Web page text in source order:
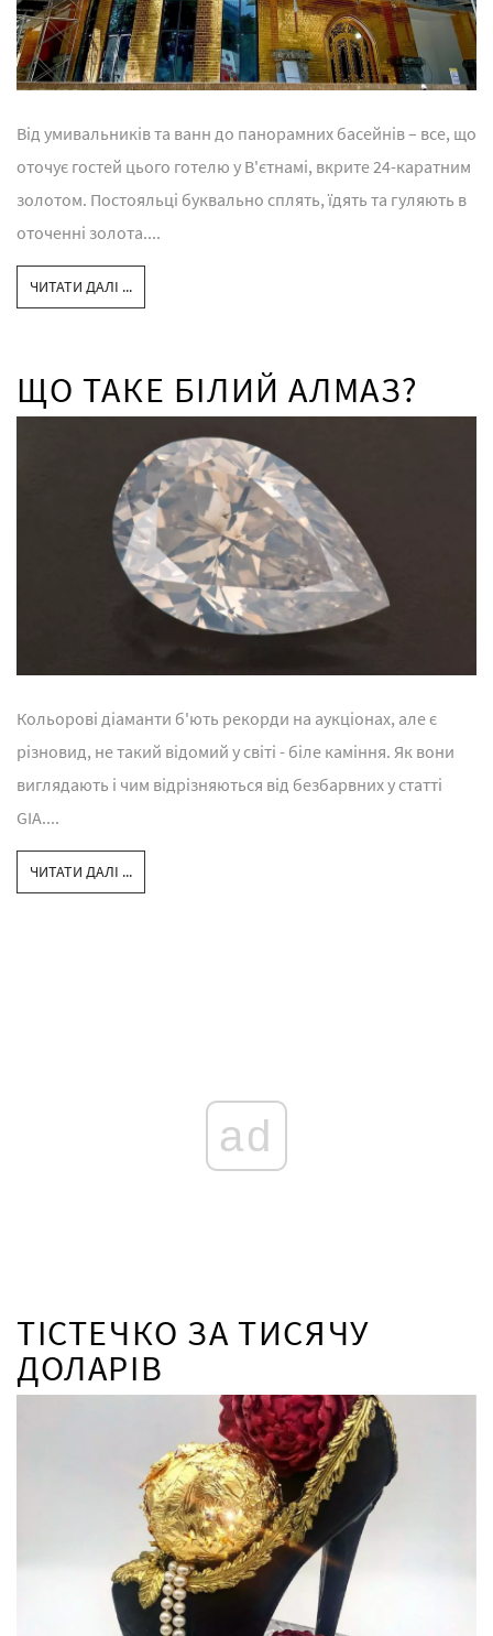
Від умивальників та ванн до панорамних басейнів – все, що
оточує гостей цього готелю у В'єтнамі, вкрите 24-каратним
золотом. Постояльці буквально сплять, їдять та гуляють в
оточенні золота....
ЧИТАТИ ДАЛІ ...
ЩО ТАКЕ БІЛИЙ АЛМАЗ?
Кольорові діаманти б'ють рекорди на аукціонах, але є
різновид, не такий відомий у світі - біле каміння. Як вони
виглядають і чим відрізняються від безбарвних у статті
GIA....
ЧИТАТИ ДАЛІ ...
ad
ТІСТЕЧКО ЗА ТИСЯЧУ
ДОЛАРІВ